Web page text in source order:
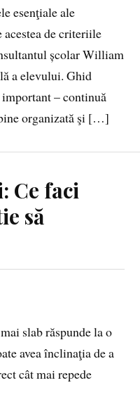
esenţiale ale
acestea de criteriile
școlar William
a elevului. Ghid
– continuă
organizată şi […]
Ce faci
să
slab răspunde la o
avea înclinaţia de a
cât mai repede